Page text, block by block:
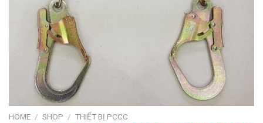
HOME / SHOP / THIẾT BỊ PCCC